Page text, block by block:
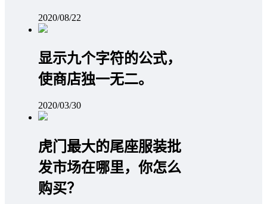
2020/08/22
显示九个字符的公式，
使商店独一无二。
2020/03/30
虎门最大的尾座服装批
发市场在哪里，你怎么
购买？